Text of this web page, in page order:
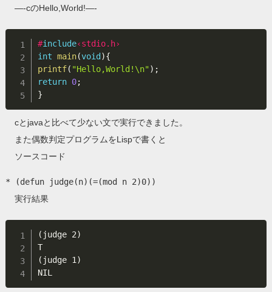
—-cのHello,World!—-
#include‹stdio.h›
int main(void ){
printf( "Hello,World!\n") ;
return 0;
}
cとjavaと比べて少ない文で実行できました。
また偶数判定プログラムをLispで書くと
ソースコード
* (defun judge(n)(=(mod n 2)0))
実行結果
(judge 2)
T
(judge 1)
NIL